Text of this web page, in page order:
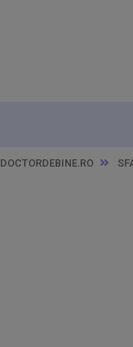
DOCTORDEBINE.RO